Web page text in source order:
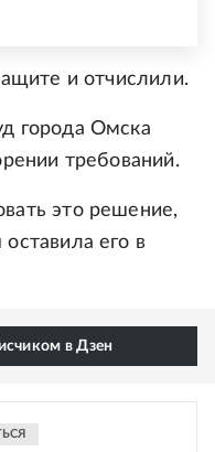
и отчислили.
города Омска
требований.
это решение,
его в
в Дзен